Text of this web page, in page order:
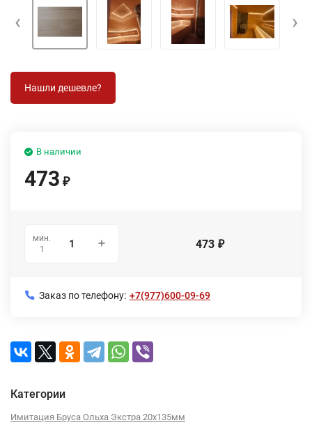
‹ ›
В наличии
473 ₽
мин.
1
473 ₽
Заказ по телефону: +7(977)600-09-69
Категории
Имитация Бруса Ольха Экстра 20х135мм